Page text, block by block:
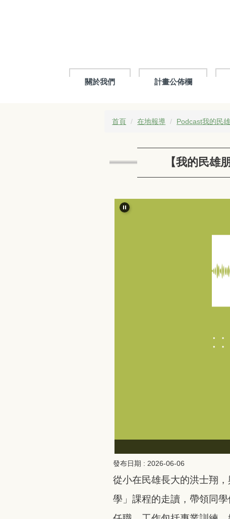
關於我們 計畫公佈欄
首頁 在地報導 Podcast我的民
【我的民雄
發布日期 : 2026-06-06
從小在民雄長大的洪士翔
學」課程的走讀，帶領同